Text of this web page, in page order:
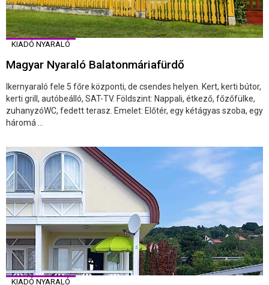
KIADÓ NYARALÓ
Magyar Nyaraló Balatonmáriafürdő
Ikernyaraló fele 5 főre központi, de csendes helyen. Kert, kerti bútor,
kerti grill, autóbeálló, SAT-TV. Földszint: Nappali, étkező, főzőfülke,
zuhanyzóWC, fedett terasz. Emelet: Előtér, egy kétágyas szoba, egy
háromá ...
KIADÓ NYARALÓ